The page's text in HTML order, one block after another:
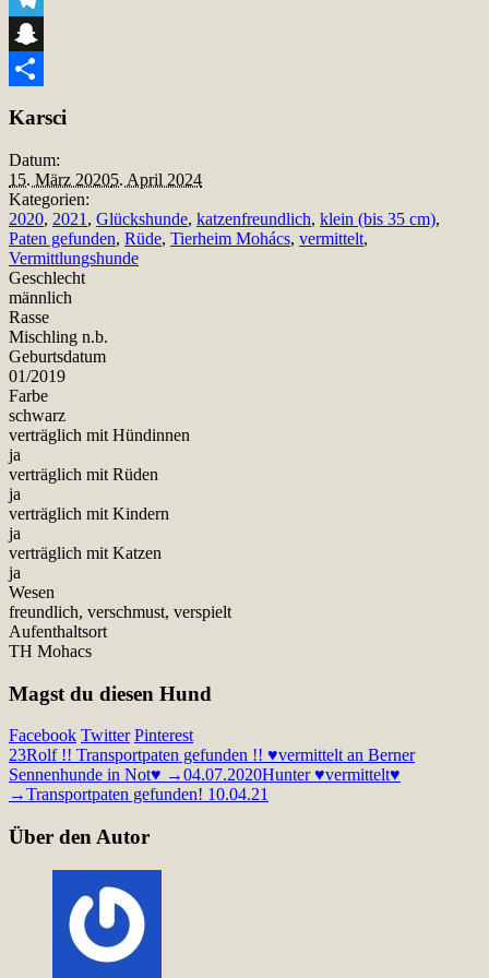
Telegram
Snapchat
Karsci
Datum:
15. März 20205. April 2024
Kategorien:
2020, 2021 , Glückshunde, katzenfreundlich, klein (bis 35 cm),
Paten gefunden, Rüde, Tierheim Mohács, vermittelt,
Vermittlungshunde
Geschlecht
männlich
Rasse
Mischling n.b.
Geburtsdatum
01/2019
Farbe
schwarz
verträglich mit Hündinnen
ja
verträglich mit Rüden
ja
verträglich mit Kindern
ja
verträglich mit Katzen
ja
Wesen
freundlich, verschmust, verspielt
Aufenthaltsort
TH Mohacs
Magst du diesen Hund
Facebook Twitter Pinterest
23Rolf !! Transportpaten gefunden !! ♥vermittelt an Berner
Sennenhunde in Not♥ →04.07.2020Hunter ♥vermittelt♥
→Transportpaten gefunden! 10.04.21
Über den Autor